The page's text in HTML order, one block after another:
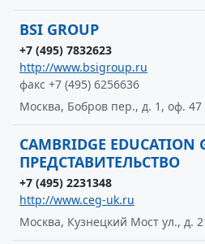
BSI GROUP
+7 (495) 7832623
http://www.bsigroup.ru
факс +7 (495) 6256636
Москва, Бобров пер., д. 1, оф. 47
CAMBRIDGE EDUCATION
ПРЕДСТАВИТЕЛЬСТВО
+7 (495) 2231348
http://www.ceg-uk.ru
Москва, Кузнецкий Мост ул., д.